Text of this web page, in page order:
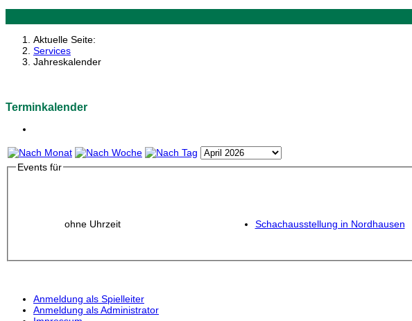
Aktuelle Seite:
Services
Jahreskalender
Terminkalender
Events für
ohne Uhrzeit Schachausstellung in Nordhausen
Anmeldung als Spielleiter
Anmeldung als Administrator